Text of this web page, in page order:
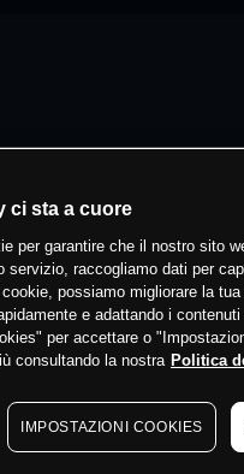
ci sta a cuore
per garantire che il nostro sito
servizio, raccogliamo dati per
possiamo migliorare la
e adattando i
per accettare o
consultando la nostra Politica
IMPOSTAZIONI COOKIES